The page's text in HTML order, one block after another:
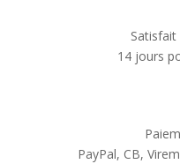
14 jours
PayPal, CB,